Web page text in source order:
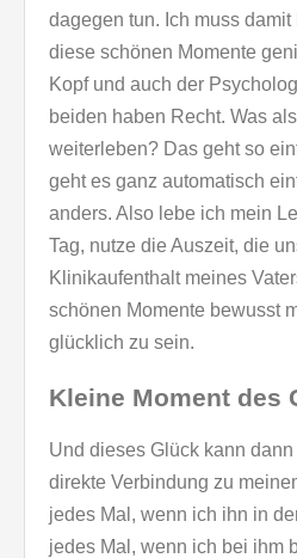
dagegen tun. Ich muss
diese schönen Momente
Kopf und auch der
beiden haben Recht. Was
weiterleben? Das geht so
geht es ganz automatisch
anders. Also lebe ich mein
Tag, nutze die Auszeit, die
Klinikaufenthalt meines
schönen Momente bewusst
glücklich zu sein.
Kleine Moment des
Und dieses Glück kann
direkte Verbindung zu
jedes Mal, wenn ich ihn in
jedes Mal, wenn ich bei ihm